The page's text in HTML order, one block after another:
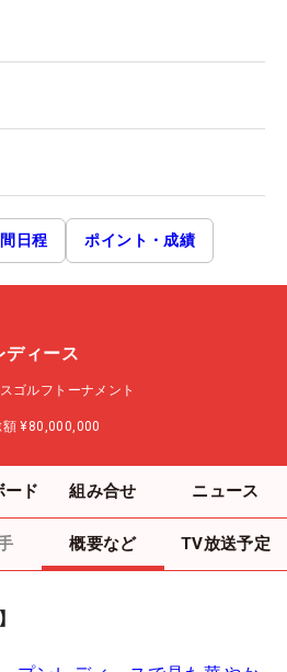
日程 ポイント・成績
ディース
ゴルフトーナメント
額 ¥80,000,000
ード 組み合せ ニュース
概要など TV放送予定